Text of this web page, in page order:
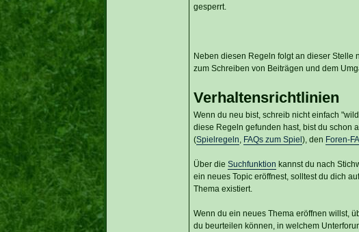
gesperrt.
Neben diesen Regeln folgt an dieser Stelle
zum Schreiben von Beiträgen und dem
Verhaltensrichtlinien
Wenn du neu bist, schreib nicht einfach
diese Regeln gefunden hast, bist du schon
(Spielregeln, FAQs zum Spiel), den Foren-
Über die Suchfunktion kannst du nach
ein neues Topic eröffnest, solltest du dich
Thema existiert.
Wenn du ein neues Thema eröffnen willst,
du beurteilen können, in welchem